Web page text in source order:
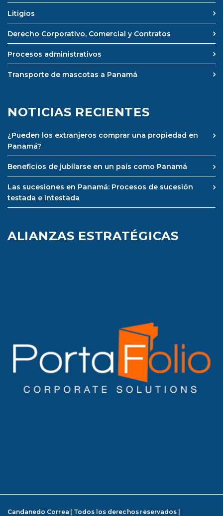
Litigios
Derecho Corporativo, Comercial y Contratos
Procesos administrativos
Transporte de mascotas a Panamá
NOTICIAS RECIENTES
¿Pueden los extranjeros comprar una propiedad en
Panamá?
Beneficios de jubilarse en un país como Panamá
Las sucesiones en Panamá: Procesos de sucesión
testada e intestada
ALIANZAS ESTRATÉGICAS
Candanedo Correa | Todos los derechos reservados |